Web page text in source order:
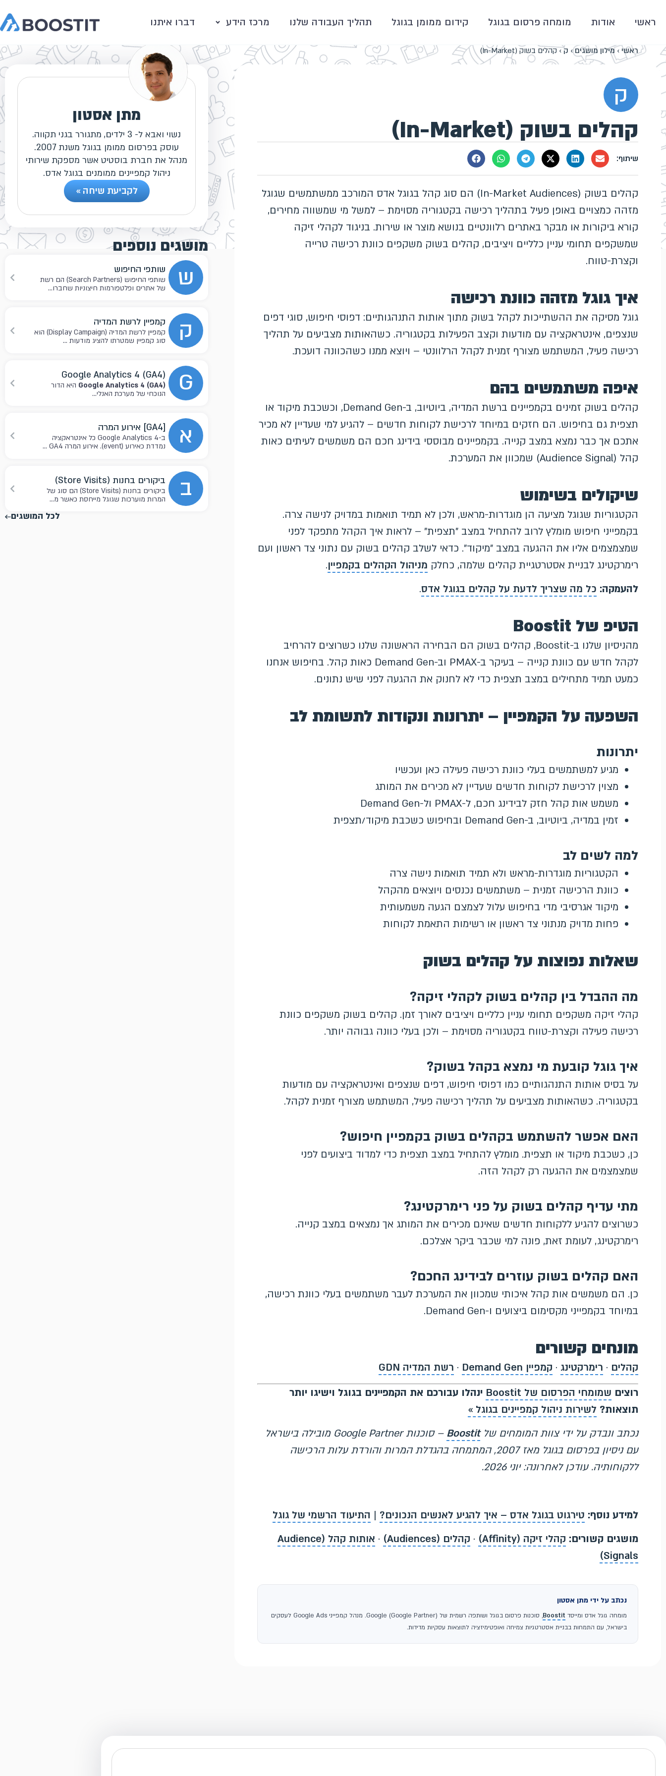
ראשי אודות מומחה פרסום בגוגל קידום ממומן בגוגל תהליך העבודה שלנו מרכז הידע דברו איתנו
ראשי ›מילון מושגים› ק›קהלים בשוק (In-Market)
ק
קהלים בשוק (In-Market)
קהלים בשוק (In-Market Audiences) הם סוג קהל בגוגל אדס המורכב ממשתמשים שגוגל
מזהה כמצויים באופן פעיל בתהליך רכישה בקטגוריה מסוימת – למשל מי שמשווה מחירים,
קורא ביקורות או מבקר באתרים רלוונטיים בנושא מוצר או שירות. בניגוד לקהלי זיקה
שמשקפים תחומי עניין כלליים ויציבים, קהלים בשוק משקפים כוונת רכישה טרייה
וקצרת-טווח.
איך גוגל מזהה כוונת רכישה
גוגל מסיקה את ההשתייכות לקהל בשוק מתוך אותות התנהגותיים: דפוסי חיפוש, סוגי דפים
שנצפים, אינטראקציה עם מודעות וקצב הפעילות בקטגוריה. כשהאותות מצביעים על תהליך
רכישה פעיל, המשתמש מצורף זמנית לקהל הרלוונטי – ויוצא ממנו כשהכוונה דועכת.
איפה משתמשים בהם
קהלים בשוק זמינים בקמפיינים ברשת המדיה, ביוטיוב, ב-Demand Gen, וכשכבת מיקוד או
תצפית גם בחיפוש. הם חזקים במיוחד לרכישת לקוחות חדשים – להגיע למי שעדיין לא מכיר
אתכם אך כבר נמצא במצב קנייה. בקמפיינים מבוססי בידינג חכם הם משמשים לעיתים כאות
קהל (Audience Signal) שמכוון את המערכת.
שיקולים בשימוש
הקטגוריות שגוגל מציעה הן מוגדרות-מראש, ולכן לא תמיד תואמות במדויק לנישה צרה.
בקמפייני חיפוש מומלץ לרוב להתחיל במצב "תצפית" – לראות איך הקהל מתפקד לפני
שמצמצמים אליו את ההגעה במצב "מיקוד". כדאי לשלב קהלים בשוק עם נתוני צד ראשון ועם
רימרקטינג לבניית אסטרטגיית קהלים שלמה, כחלק מניהול הקהלים בקמפיין.
להעמקה: כל מה שצריך לדעת על קהלים בגוגל אדס.
הטיפ של Boostit
מהניסיון שלנו ב-Boostit, קהלים בשוק הם הבחירה הראשונה שלנו כשרוצים להרחיב
לקהל חדש עם כוונת קנייה – בעיקר ב-PMAX וב-Demand Gen כאות קהל. בחיפוש אנחנו
כמעט תמיד מתחילים במצב תצפית כדי לא לחנוק את ההגעה לפני שיש נתונים.
השפעה על הקמפיין – יתרונות ונקודות לתשומת לב
יתרונות
מגיע למשתמשים בעלי כוונת רכישה פעילה כאן ועכשיו
מצוין לרכישת לקוחות חדשים שעדיין לא מכירים את המותג
משמש אות קהל חזק לבידינג חכם, ל-PMAX ול-Demand Gen
זמין במדיה, ביוטיוב, ב-Demand Gen ובחיפוש כשכבת מיקוד/תצפית
למה לשים לב
הקטגוריות מוגדרות-מראש ולא תמיד תואמות נישה צרה
כוונת הרכישה זמנית – משתמשים נכנסים ויוצאים מהקהל
מיקוד אגרסיבי מדי בחיפוש עלול לצמצם הגעה משמעותית
פחות מדויק מנתוני צד ראשון או רשימות התאמת לקוחות
שאלות נפוצות על קהלים בשוק
מה ההבדל בין קהלים בשוק לקהלי זיקה?
קהלי זיקה משקפים תחומי עניין כלליים ויציבים לאורך זמן. קהלים בשוק משקפים כוונת
רכישה פעילה וקצרת-טווח בקטגוריה מסוימת – ולכן בעלי כוונה גבוהה יותר.
איך גוגל קובעת מי נמצא בקהל בשוק?
על בסיס אותות התנהגותיים כמו דפוסי חיפוש, דפים שנצפים ואינטראקציה עם מודעות
בקטגוריה. כשהאותות מצביעים על תהליך רכישה פעיל, המשתמש מצורף זמנית לקהל.
האם אפשר להשתמש בקהלים בשוק בקמפיין חיפוש?
כן, כשכבת מיקוד או תצפית. מומלץ להתחיל במצב תצפית כדי למדוד ביצועים לפני
שמצמצמים את ההגעה רק לקהל הזה.
מתי עדיף קהלים בשוק על פני רימרקטינג?
כשרוצים להגיע ללקוחות חדשים שאינם מכירים את המותג אך נמצאים במצב קנייה.
רימרקטינג, לעומת זאת, פונה למי שכבר ביקר אצלכם.
האם קהלים בשוק עוזרים לבידינג החכם?
כן. הם משמשים אות קהל איכותי שמכוון את המערכת לעבר משתמשים בעלי כוונת רכישה,
במיוחד בקמפייני מקסימום ביצועים ו-Demand Gen.
מונחים קשורים
קהלים · רימרקטינג · קמפיין Demand Gen · רשת המדיה GDN
רוצים שמומחי הפרסום של Boostit
ינהלו עבורכם את הקמפיינים בגוגל וישיגו יותר
תוצאות? לשירות ניהול קמפיינים בגוגל »
נכתב ונבדק על ידי צוות המומחים שלBoostit
– סוכנות Google Partner מובילה בישראל
עם ניסיון בפרסום בגוגל מאז 2007, המתמחה בהגדלת המרות והורדת עלות הרכישה
ללקוחותיה. עודכן לאחרונה: יוני 2026.
למידע נוסף: טירגוט בגוגל אדס – איך להגיע לאנשים הנכונים? | התיעוד הרשמי של גוגל
מושגים קשורים: קהלי זיקה (Affinity) · קהלים (Audiences) ·
אותות קהל (Audience
Signals)
נכתב על ידי מתן אסטון
מומחה גוגל אדס ומייסד Boostit
, סוכנות פרסום בגוגל ושותפה רשמית של Google (Google Partner). מנהל קמפייני Google Ads לעסקים
בישראל, עם התמחות בבניית אסטרטגיות צמיחה ואופטימיזציה לתוצאות עסקיות מדידות.
מתן אסטון
נשוי ואבא ל- 3 ילדים, מתגורר בגני תקווה.
עוסק בפרסום ממומן בגוגל משנת 2007.
מנהל את חברת בוסטיט אשר מספקת שירותי
ניהול קמפיינים ממומנים בגוגל אדס.
לקביעת שיחה »
מושגים נוספים
ש שותפי החיפוש
שותפי החיפוש (Search Partners) הם רשת
של אתרים ופלטפורמות חיצוניות שחברו...
ק קמפיין לרשת המדיה
קמפיין לרשת המדיה (Display Campaign) הוא
סוג קמפיין שמטרתו להציג מודעות ...
G
Google Analytics 4 (GA4)
Google Analytics 4 (GA4) היא הדור
הנוכחי של מערכת האנלי...
א [GA4] אירוע המרה
ב-Google Analytics 4 כל אינטראקציה
נמדדת כאירוע (event). אירוע המרה GA4 ...
ב ביקורים בחנות (Store Visits)
ביקורים בחנות (Store Visits) הם סוג של
המרות מוערכות שגוגל מייחסת כאשר מ...
לכל המושגים